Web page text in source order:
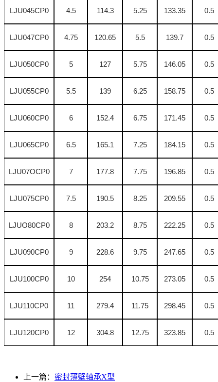
LJU045CP0 4.5 114.3 5.25 133.35 0.5
LJU047CP0 4.75 120.65 5.5 139.7 0.5
LJU050CP0 5 127 5.75 146.05 0.5
LJU055CP0 5.5 139 6.25 158.75 0.5
LJU060CP0 6 152.4 6.75 171.45 0.5
LJU065CP0 6.5 165.1 7.25 184.15 0.5
LJU07OCP0 7 177.8 7.75 196.85 0.5
LJU075CP0 7.5 190.5 8.25 209.55 0.5
LJUO80CP0 8 203.2 8.75 222.25 0.5
LJU090CP0 9 228.6 9.75 247.65 0.5
LJU100CP0 10 254 10.75 273.05 0.5
LJU110CP0 11 279.4 11.75 298.45 0.5
LJU120CP0 12 304.8 12.75 323.85 0.5
上一篇： 密封薄壁轴承X型